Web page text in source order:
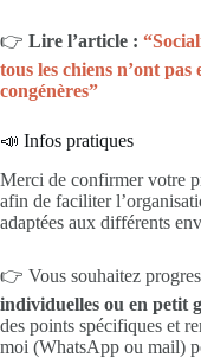
👉 Lire l’article :
tous les chiens n’ont
congénères”
📣 Infos pratiques
Merci de confirmer votre
afin de faciliter
adaptées aux différents
👉 Vous souhaitez
individuelles ou en petit
des points spécifiques et
moi (WhatsApp ou mail)